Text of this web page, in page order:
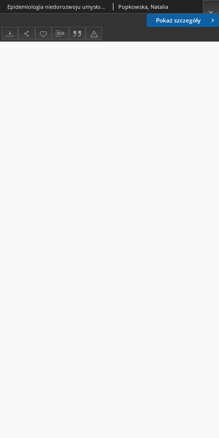
Pokaż szczegóły
Epidemiologia niedorozwoju umysłowego w woj. lubelskim Popkowska, Natalia